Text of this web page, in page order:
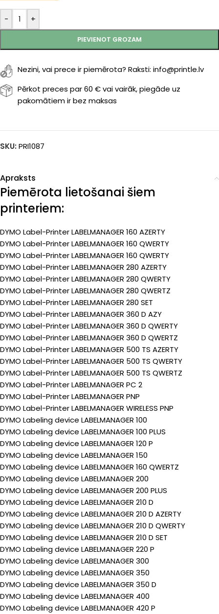
- +
PIEVIENOT GROZAM
Nezini, vai prece ir piemērota? Raksti: info@printle.lv
Pērkot preces par 60 € vai vairāk, piegāde uz
pakomātiem ir bez maksas
SKU: PRI1087
Apraksts
Piemērota lietošanai šiem
printeriem:
DYMO Label-Printer LABELMANAGER 160 AZERTY
DYMO Label-Printer LABELMANAGER 160 QWERTY
DYMO Label-Printer LABELMANAGER 160 QWERTY
DYMO Label-Printer LABELMANAGER 280 AZERTY
DYMO Label-Printer LABELMANAGER 280 QWERTY
DYMO Label-Printer LABELMANAGER 280 QWERTZ
DYMO Label-Printer LABELMANAGER 280 SET
DYMO Label-Printer LABELMANAGER 360 D AZY
DYMO Label-Printer LABELMANAGER 360 D QWERTY
DYMO Label-Printer LABELMANAGER 360 D QWERTZ
DYMO Label-Printer LABELMANAGER 500 TS AZERTY
DYMO Label-Printer LABELMANAGER 500 TS QWERTY
DYMO Label-Printer LABELMANAGER 500 TS QWERTZ
DYMO Label-Printer LABELMANAGER PC 2
DYMO Label-Printer LABELMANAGER PNP
DYMO Label-Printer LABELMANAGER WIRELESS PNP
DYMO Labeling device LABELMANAGER 100
DYMO Labeling device LABELMANAGER 100 PLUS
DYMO Labeling device LABELMANAGER 120 P
DYMO Labeling device LABELMANAGER 150
DYMO Labeling device LABELMANAGER 160 QWERTZ
DYMO Labeling device LABELMANAGER 200
DYMO Labeling device LABELMANAGER 200 PLUS
DYMO Labeling device LABELMANAGER 210 D
DYMO Labeling device LABELMANAGER 210 D AZERTY
DYMO Labeling device LABELMANAGER 210 D QWERTY
DYMO Labeling device LABELMANAGER 210 D SET
DYMO Labeling device LABELMANAGER 220 P
DYMO Labeling device LABELMANAGER 300
DYMO Labeling device LABELMANAGER 350
DYMO Labeling device LABELMANAGER 350 D
DYMO Labeling device LABELMANAGER 400
DYMO Labeling device LABELMANAGER 420 P